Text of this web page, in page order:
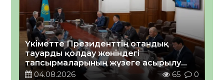
Үкіметте Президенттің отандық
тауарды қолдау жөніндегі
тапсырмаларының жүзеге асырылу
барысы қаралуда
04.08.2026 65 0